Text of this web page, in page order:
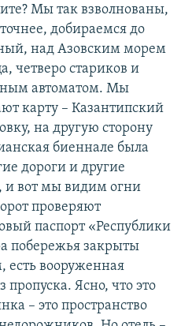
Мы так взволнованы,
добираемся до
над Азовским морем
четверо стариков и
автоматом. Мы
карту – Казантипский
на другую сторону
биеннале была
дороги и другие
и вот мы видим огни
проверяют
паспорт «Республики
побережья закрыты
вооруженная
пропуска. Ясно, что это
– это пространство